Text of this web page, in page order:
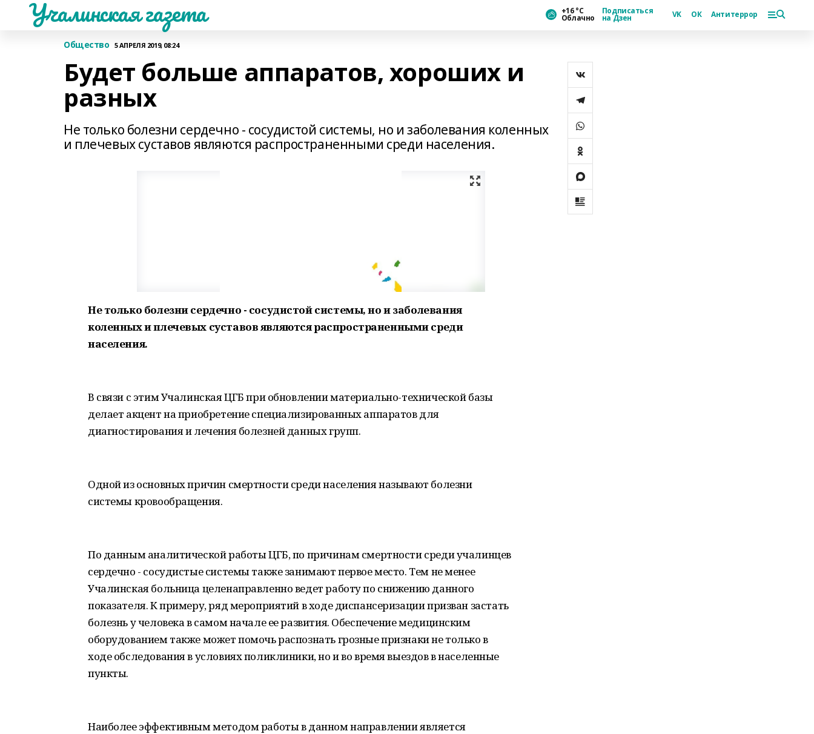
Учалинская газета +16 °С
Облачно
Подписаться
на Дзен VK ОК Антитеррор
Общество 5 АПРЕЛЯ 2019, 08:24
Будет больше аппаратов, хороших и
разных
Не только болезни сердечно - сосудистой системы, но и заболевания коленных
и плечевых суставов являются распространенными среди населения.
Не только болезни сердечно - сосудистой системы, но и заболевания
коленных и плечевых суставов являются распространенными среди
населения.
В связи с этим Учалинская ЦГБ при обновлении материально-технической базы
делает акцент на приобретение специализированных аппаратов для
диагностирования и лечения болезней данных групп.
Одной из основных причин смертности среди населения называют болезни
системы кровообращения.
По данным аналитической работы ЦГБ, по причинам смертности среди учалинцев
сердечно - сосудистые системы также занимают первое место. Тем не менее
Учалинская больница целенаправленно ведет работу по снижению данного
показателя. К примеру, ряд мероприятий в ходе диспансеризации призван застать
болезнь у человека в самом начале ее развития. Обеспечение медицинским
оборудованием также может помочь распознать грозные признаки не только в
ходе обследования в условиях поликлиники, но и во время выездов в населенные
пункты.
Наиболее эффективным методом работы в данном направлении является